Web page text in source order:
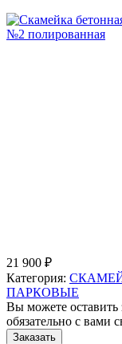
21 900 ₽
Категория:
ПАРКОВЫЕ
Вы можете
обязательно с вами
Заказать